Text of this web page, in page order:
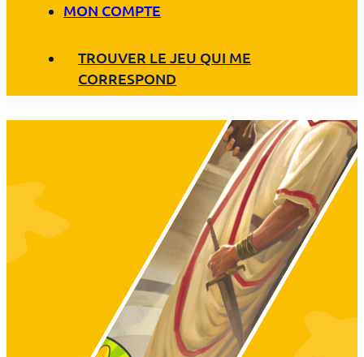
MON COMPTE
TROUVER LE JEU QUI ME
CORRESPOND